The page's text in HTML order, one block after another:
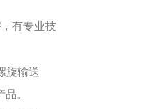
，有专业技
旋输送
。